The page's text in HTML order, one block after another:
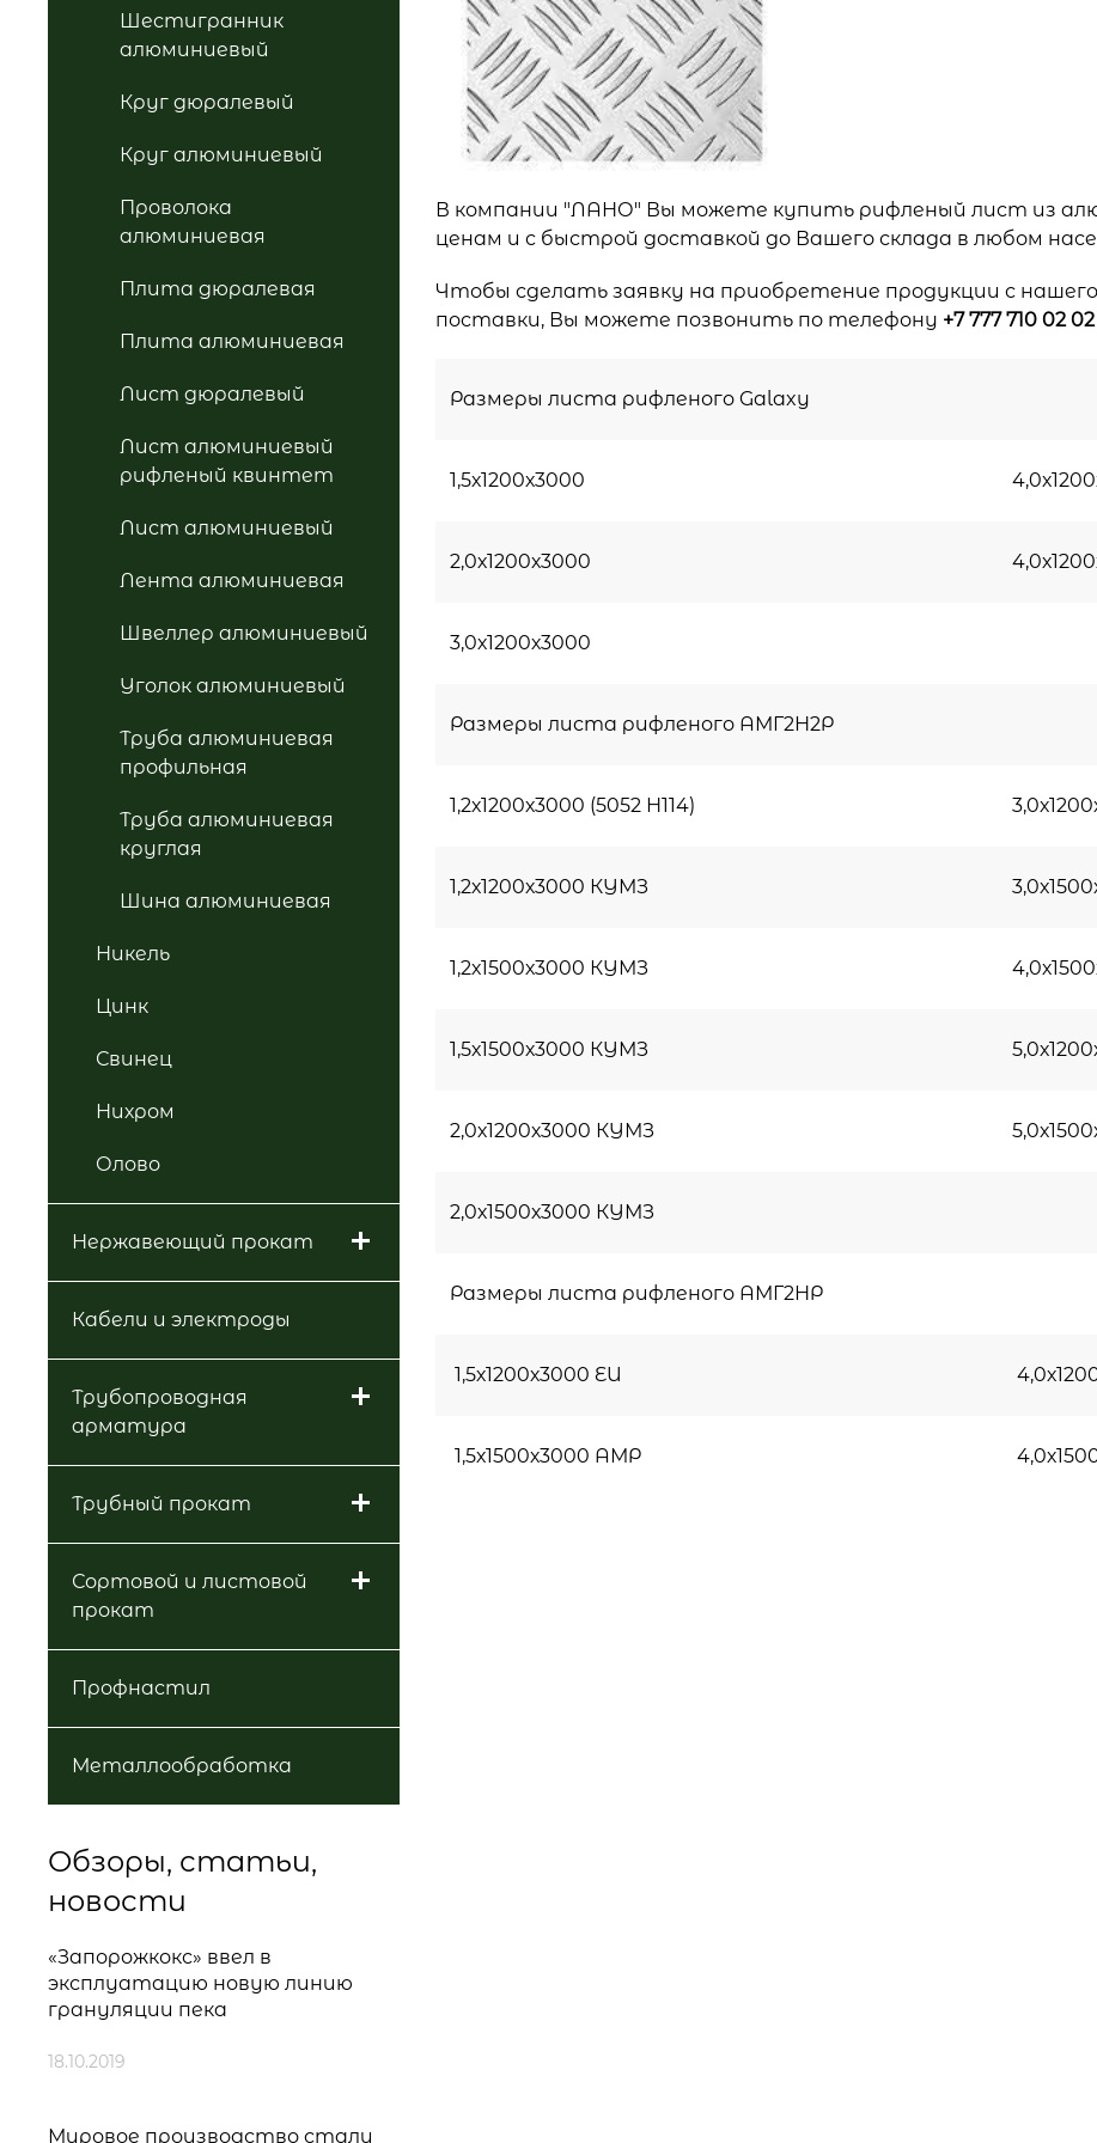
Шестигранник
алюминиевый
Круг дюралевый
Круг алюминиевый
Проволока
алюминиевая
Плита дюралевая
Плита алюминиевая
Лист дюралевый
Лист алюминиевый
рифленый квинтет
Лист алюминиевый
Лента алюминиевая
Швеллер алюминиевый
Уголок алюминиевый
Труба алюминиевая
профильная
Труба алюминиевая
круглая
Шина алюминиевая
Никель
Цинк
Свинец
Нихром
Олово
Нержавеющий прокат
Кабели и электроды
Трубопроводная
арматура
Трубный прокат
Сортовой и листовой
прокат
Профнастил
Металлообработка
В компании "ЛАНО" Вы можете купить рифленый лист из
ценам и с быстрой доставкой до Вашего склада в любом
Чтобы сделать заявку на приобретение продукции с
поставки, Вы можете позвонить по телефону +7 777 710 02 02
Размеры листа рифленого Galaxy
1,5х1200х3000
2,0х1200х3000
3,0х1200х3000
Размеры листа рифленого АМГ2Н2Р
1,2х1200х3000 (5052 Н114)
1,2х1200х3000 КУМЗ
1,2х1500х3000 КУМЗ
1,5х1500х3000 КУМЗ
2,0х1200х3000 КУМЗ
2,0х1500х3000 КУМЗ
Размеры листа рифленого АМГ2НР
1,5х1200х3000 EU
1,5х1500х3000 АМР
Обзоры, статьи,
новости
«Запорожкокс» ввел в
эксплуатацию новую линию
грануляции пека
18.10.2019
Мировое производство стали